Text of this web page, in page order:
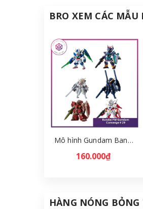
BRO XEM CÁC MẪU
Mô hình Gundam Bandai FW Gundam Converge # 29 Full Set [GDB] [FCH]
160.000₫
HÀNG NÓNG BỎNG